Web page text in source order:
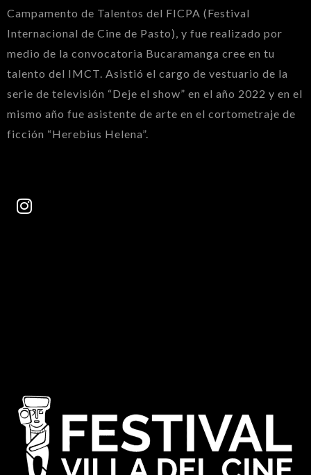
Campamento de Talentos del FICPA (Festival
Internacional de Cine de Pasto), y fue realizado por
medio de la convocatoria Bucaramanga cree en tu
talento del IMCT. Asistió el cargo de vestuario de la
serie de televisión “Deje el show” en el año 2022 y en el
mismo año fue asistente de arte en el cortometraje de
ficción “Herebius Helena”.